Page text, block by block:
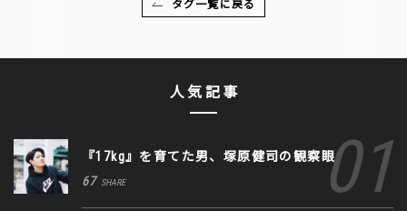
タグ一覧に戻る
人気記事
『17kg』を育てた男、塚原健司の観察眼
67 SHARE